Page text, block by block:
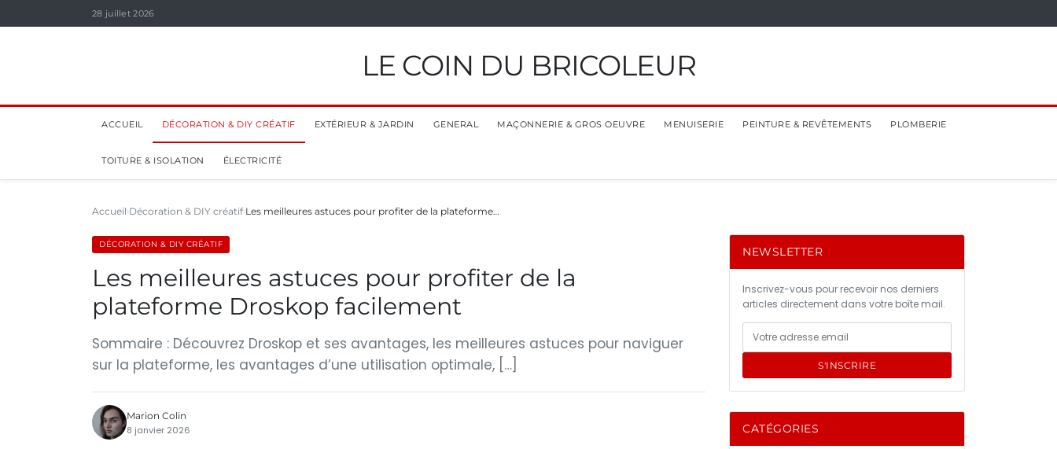
28 juillet 2026
LE COIN DU BRICOLEUR
ACCUEIL DÉCORATION & DIY CRÉATIF EXTÉRIEUR & JARDIN GENERAL MAÇONNERIE & GROS OEUVRE MENUISERIE PEINTURE & REVÊTEMENTS PLOMBERIE
TOITURE & ISOLATION ÉLECTRICITÉ
Accueil Décoration & DIY créatif Les meilleures astuces pour profiter de la plateforme…
DÉCORATION & DIY CRÉATIF
Les meilleures astuces pour profiter de la
plateforme Droskop facilement
Sommaire : Découvrez Droskop et ses avantages, les meilleures astuces pour naviguer
sur la plateforme, les avantages d’une utilisation optimale, […]
Marion Colin
8 janvier 2026
NEWSLETTER
Inscrivez-vous pour recevoir nos derniers
articles directement dans votre boîte mail.
S'INSCRIRE
CATÉGORIES